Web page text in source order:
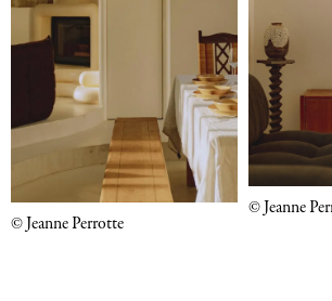
© Jeanne Perrotte
© Jeanne